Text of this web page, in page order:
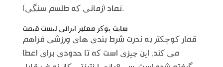
نماد (زمانی که طلسم سنگی).
سایت پوکر معتبر ایرانی لیست قیمت
قمار کوچکتر به ندرت شرط بندی های ورزشی فراهم
می کند, این چیزی است که تا حدودی برای اعطا